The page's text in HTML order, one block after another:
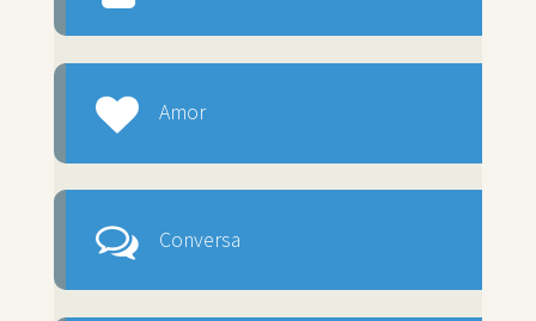
Amor
Conversa